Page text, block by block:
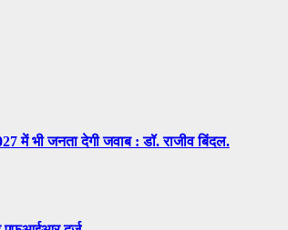
में भी जनता देगी जवाब : डॉ. राजीव बिंदल.